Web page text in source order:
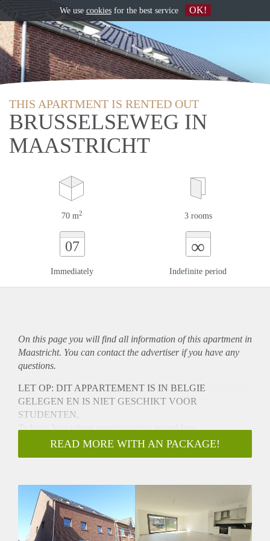
THIS APARTMENT IS RENTED OUT
BRUSSELSEWEG IN
MAASTRICHT
70 m2 3 rooms
07
Immediately
∞
Indefinite period
On this page you will find all information of this apartmentin
Maastricht. You can contact the advertiser if you have any
questions.
LET OP: DIT APPARTEMENT IS IN BELGIE
GELEGEN EN IS NIET GESCHIKT VOOR
STUDENTEN.
Te huur, luxe uiterst energiezuinige instapklare
NIEUWBOUW appartement met 2 slaapkamers en tuin
gelegen aan de Maaseikersteenweg in Smeermaas (Lanaken)
Het betreft een gelijkvloers appartement met tuin in een klein
complex van 4 wooneenheden. Aan de achterzijde van het
complex zijn er voor ieder appartement een 2 tal privé
parkeerplaatsen beschikbaar op een privé terrein. Naast het
READ MORE WITH AN PACKAGE!
We use cookiesfor the best service OK!